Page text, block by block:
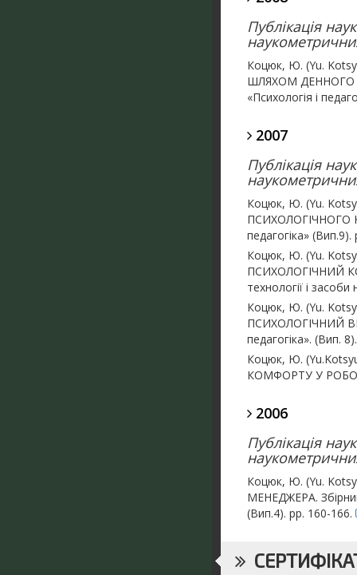
Публікація
Коцюк, Ю. (Yu.
ШЛЯХОМ ДЕННОГО
«Психологія і
2007
Публікація
Коцюк, Ю. (Yu.
ПСИХОЛОГІЧНОГО
педагогіка»
Коцюк, Ю. (Yu.
ПСИХОЛОГІЧНИЙ
технології і
Коцюк, Ю. (Yu.
ПСИХОЛОГІЧНИЙ
педагогіка». (Вип.
Коцюк, Ю.
КОМФОРТУ У
2006
Публікація
Коцюк, Ю. (Yu.
МЕНЕДЖЕРА.
(Вип.4). pp. 160-166.